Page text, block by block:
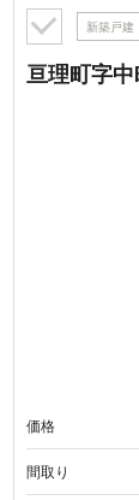
新築戸建
亘理町字
価格
間取り